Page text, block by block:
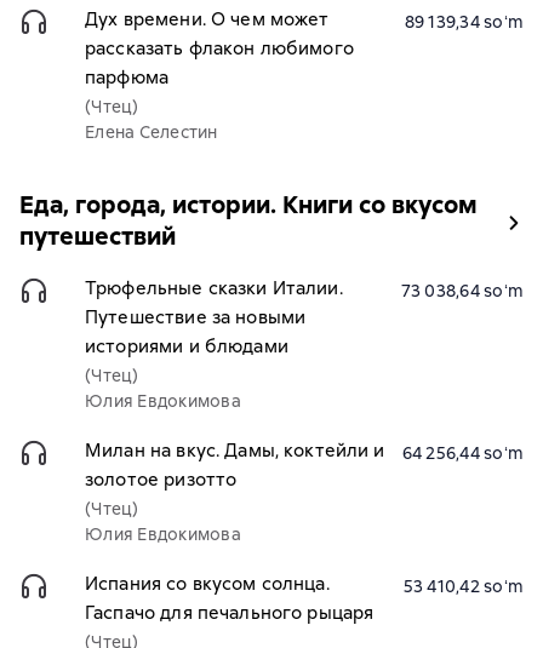
Дух времени. О чем может
рассказать флакон любимого
парфюма
(Чтец)
Елена Селестин
89 139,34 soʻm
Еда, города, истории. Книги со вкусом
путешествий
Трюфельные сказки Италии.
Путешествие за новыми
историями и блюдами
(Чтец)
Юлия Евдокимова
73 038,64 soʻm
Милан на вкус. Дамы, коктейли и
золотое ризотто
(Чтец)
Юлия Евдокимова
64 256,44 soʻm
Испания со вкусом солнца.
Гаспачо для печального рыцаря
(Чтец)
53 410,42 soʻm